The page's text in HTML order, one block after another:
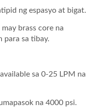
ng espasyo at bigat.
brass core na
para sa tibay.
sa 0-25 LPM na
na 4000 psi.